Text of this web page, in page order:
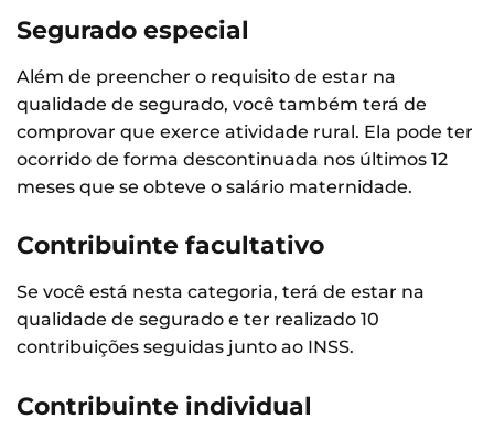
Segurado especial
Além de preencher o requisito de estar na
qualidade de segurado, você também terá de
comprovar que exerce atividade rural. Ela pode ter
ocorrido de forma descontinuada nos últimos 12
meses que se obteve o salário maternidade.
Contribuinte facultativo
Se você está nesta categoria, terá de estar na
qualidade de segurado e ter realizado 10
contribuições seguidas junto ao INSS.
Contribuinte individual